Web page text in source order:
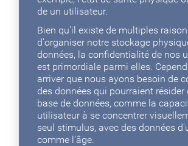
de un utilisateur.
Bien qu'il existe de multiples
d'organiser notre stockage
données, la confidentialité de nos
est primordiale parmi elles.
arriver que nous ayons besoin de
des données qui pourraient résider
base de données, comme la
utilisateur à se concentrer
seul stimulus, avec des données
comme l'âge.